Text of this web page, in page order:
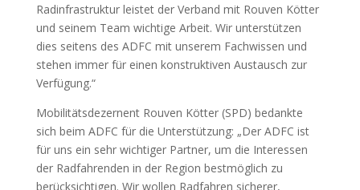
Radinfrastruktur leistet der Verband mit Rouven Kötter
und seinem Team wichtige Arbeit. Wir unterstützen
dies seitens des ADFC mit unserem Fachwissen und
stehen immer für einen konstruktiven Austausch zur
Verfügung.“
Mobilitätsdezernent Rouven Kötter (SPD) bedankte
sich beim ADFC für die Unterstützung: „Der ADFC ist
für uns ein sehr wichtiger Partner, um die Interessen
der Radfahrenden in der Region bestmöglich zu
berücksichtigen. Wir wollen Radfahren sicherer,